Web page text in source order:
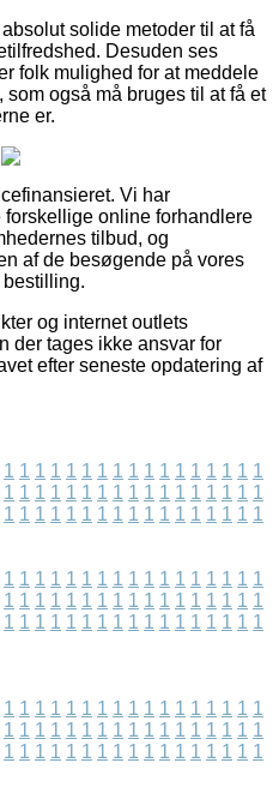
solide metoder til at få
Desuden ses
folk mulighed for at meddele
også må bruges til at få et
er.
Vi har
online forhandlere
tilbud, og
af de besøgende på vores
og internet outlets
der tages ikke ansvar for
efter seneste opdatering af
1 1 1 1 1 1 1 1 1 1 1 1 1 1 1 1 1
1 1 1 1 1 1 1 1 1 1 1 1 1 1 1 1 1
1 1 1 1 1 1 1 1 1 1 1 1 1 1 1 1 1
1 1 1 1 1 1 1 1 1 1 1 1 1 1 1 1 1
1 1 1 1 1 1 1 1 1 1 1 1 1 1 1 1 1
1 1 1 1 1 1 1 1 1 1 1 1 1 1 1 1 1
1 1 1 1 1 1 1 1 1 1 1 1 1 1 1 1 1
1 1 1 1 1 1 1 1 1 1 1 1 1 1 1 1 1
1 1 1 1 1 1 1 1 1 1 1 1 1 1 1 1 1